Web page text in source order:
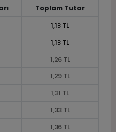
Toplam Tutar
1,18 TL
1,18 TL
1,26 TL
1,29 TL
1,31 TL
1,33 TL
1,36 TL